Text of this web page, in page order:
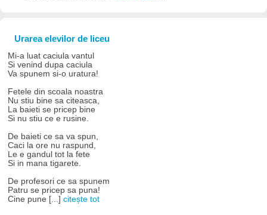
Urarea elevilor de liceu
Mi-a luat caciula vantul
Si venind dupa caciula
Va spunem si-o uratura!
Fetele din scoala noastra
Nu stiu bine sa citeasca,
La baieti se pricep bine
Si nu stiu ce e rusine.
De baieti ce sa va spun,
Caci la ore nu raspund,
Le e gandul tot la fete
Si in mana tigarete.
De profesori ce sa spunem
Patru se pricep sa puna!
Cine pune [...]citește tot